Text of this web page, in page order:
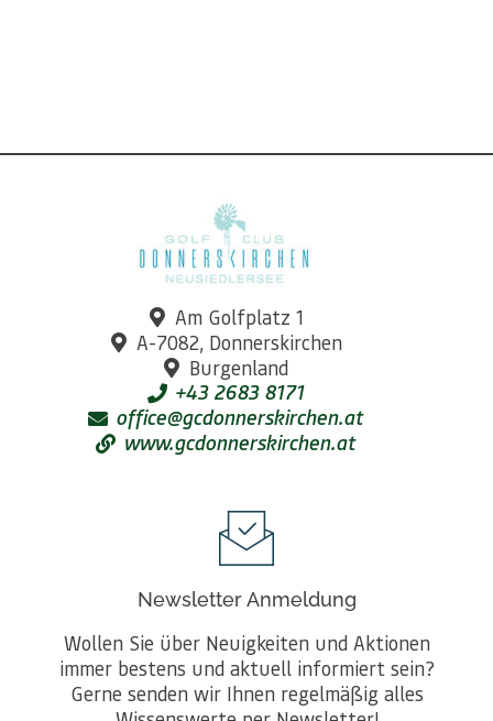
Am Golfplatz 1
A-7082, Donnerskirchen
Burgenland
+43 2683 8171
office@gcdonnerskirchen.at
www.gcdonnerskirchen.at
Newsletter Anmeldung
Wollen Sie über Neuigkeiten und Aktionen
immer bestens und aktuell informiert sein?
Gerne senden wir Ihnen regelmäßig alles